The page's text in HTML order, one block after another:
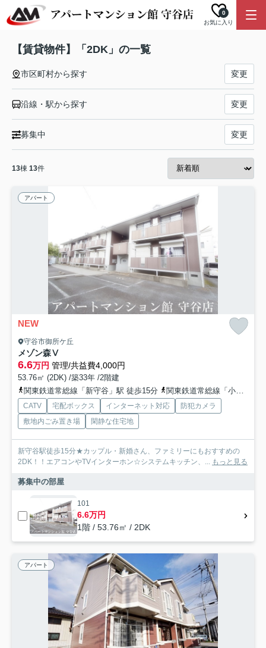
お気に入り
0
【賃貸物件】「2DK」の一覧
市区町村から探す 変更
沿線・駅から探す 変更
募集中 変更
13棟 13件
アパート
NEW
守谷市御所ケ丘
メゾン森Ⅴ
6.6万円 管理/共益費4,000円
53.76㎡ (2DK) /築33年 /2階建
関東鉄道常総線「新守谷」駅 徒歩15分
関東鉄道常総線「小絹」駅 徒歩28分
CATV 宅配ボックス インターネット対応
防犯カメラ
敷地内ごみ置き場
閑静な住宅地
新守谷駅徒歩15分★カップル・新婚さん、ファミリーにもおすすめの
2DK！！エアコンやTVインターホン☆システムキッチン、... もっと見る
募集中の部屋
101
6.6万円
1階 / 53.76㎡ / 2DK
アパート